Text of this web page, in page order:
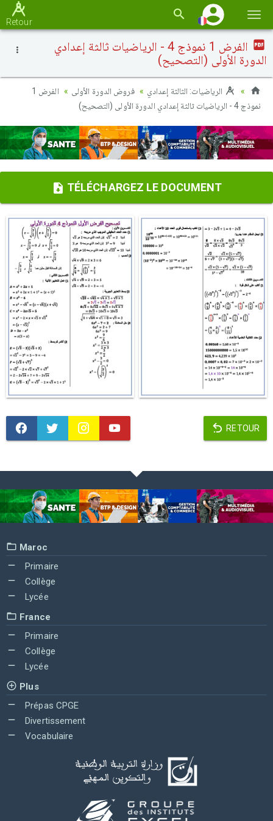
la
Retour
الفرض 1 نموذج 4 - الرياضيات ثالثة إعدادي
الدورة الأولى (التصحيح)
الرياضيات: الثالثة إعدادي فروض الدورة الأولى
الفرض 1
نموذج 4 - الرياضيات ثالثة إعدادي الدورة الأولى (التصحيح)
TÉLÉCHARGEZ LE DOCUMENT
RETOUR
Maroc
Primaire
Collège
Lycée
France
Primaire
Collège
Lycée
Plus
Prépas CPGE
Divertissement
Vocabulaire